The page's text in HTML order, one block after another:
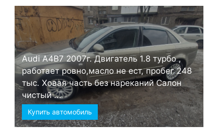
Audi А4B7 2007г. Двигатель 1.8 турбо ,
работает ровно,масло не ест, пробег 248
тыс. Ховая часть без нареканий Салон
чистый ...
Купить автомобиль